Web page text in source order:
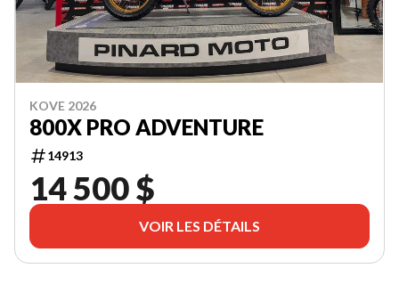
KOVE 2026
800X PRO ADVENTURE
14913
14 500 $
VOIR LES DÉTAILS